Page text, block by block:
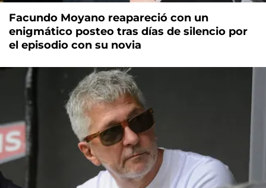
Facundo Moyano reapareció con un
enigmático posteo tras días de silencio por
el episodio con su novia